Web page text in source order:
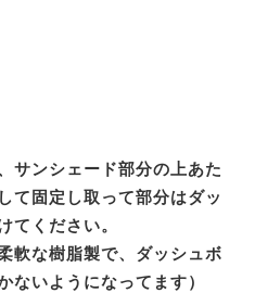
サンシェード部分の上あた
て固定し取って部分はダッ
てください。
軟な樹脂製で、ダッシュボ
ないようになってます）